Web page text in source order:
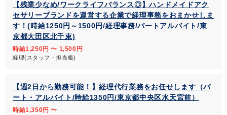
【残業少なめ/ワークライフバランス◎】ハンドメイドアク
セサリーブランドを運営する企業で経理事務をおまかせしま
す！(時給1250円～1500円/経理事務/パートアルバイト/東
京都大田区北千束)
時給1,250円 〜 1,500円
経理(スタッフ・担当級)
【週2日から勤務可能！】経理代行業務をお任せします（パ
ート・アルバイト/時給1350円/東京都中央区水天宮前）
時給1,350円 〜